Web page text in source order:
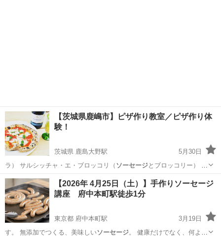
【茨城県鹿嶋市】ピザ作り教室／ピザ作り体
験！
茨城県 鹿島大野駅
5月30日
ラ） サルシッチャ・エ・ブロッコリ（ ソーセージとブロッコリー） メ
ーラ（りんご、ハ…
茨城 鹿嶋市 鹿島大野駅 その他 ピザ生地
【2026年 4月25日（土）】手作りソーセージ
講座 府中本町駅徒歩1分
東京都 府中本町駅
3月19日
す。 無添加でつくる、美味しいソーセージ。 健康だけでなく、何より